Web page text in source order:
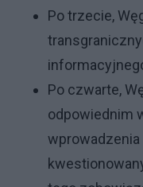
Po trzecie,
Po czwarte,
odpowiednim